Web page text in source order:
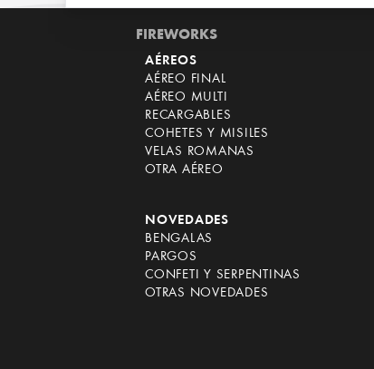
FIREWORKS
AÉREOS
AÉREO FINAL
AÉREO MULTI
RECARGABLES
COHETES Y MISILES
VELAS ROMANAS
OTRA AÉREO
NOVEDADES
BENGALAS
PARGOS
CONFETI Y SERPENTINAS
OTRAS NOVEDADES